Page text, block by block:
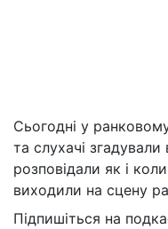
Сьогодні у
та слухачі згадували
розповідали як і
виходили на сцену
Підпишіться на